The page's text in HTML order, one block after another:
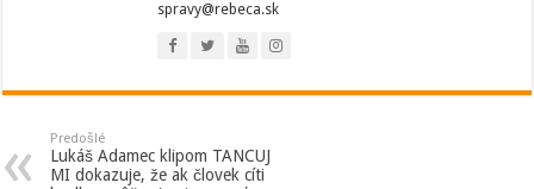
spravy@rebeca.sk
Predošlé
Lukáš Adamec klipom TANCUJ
MI dokazuje, že ak človek cíti